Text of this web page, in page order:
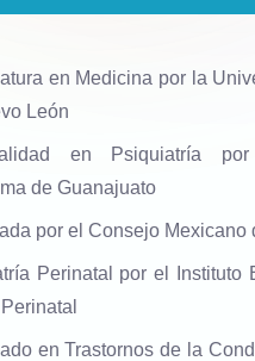
en Medicina por la
León
en Psiquiatría
de Guanajuato
por el Consejo Mexicano
Perinatal por el Instituto
en Trastornos de la